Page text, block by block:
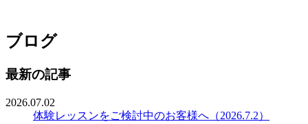
ブログ
最新の記事
2026.07.02
体験レッスンをご検討中のお客様へ（2026.7.2）